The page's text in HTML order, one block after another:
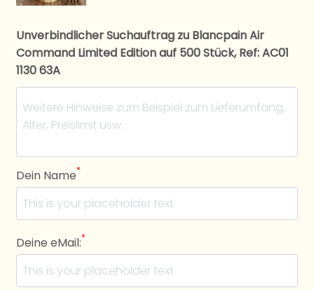
Unverbindlicher Suchauftrag zu Blancpain Air
Command Limited Edition auf 500 Stück, Ref: AC01
1130 63A
Dein Name*
Deine eMail:*